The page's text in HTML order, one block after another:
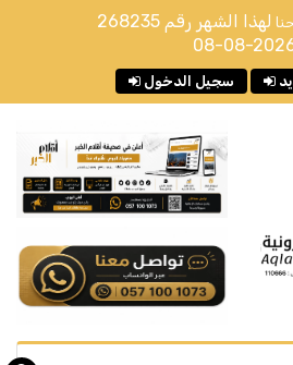
لهذا الشهر رقم 268235
08-08-
سجيل الدخول